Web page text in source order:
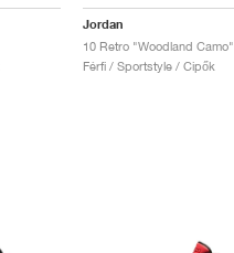
Jordan
10 Retro "Woodland Camo"
Férfi / Sportstyle / Cipők